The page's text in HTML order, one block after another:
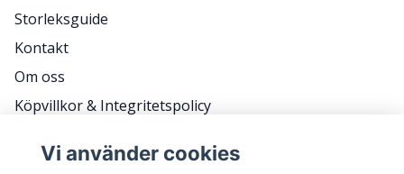
Storleksguide
Kontakt
Om oss
Köpvillkor & Integritetspolicy
Frågor & svar
Vi använder cookies